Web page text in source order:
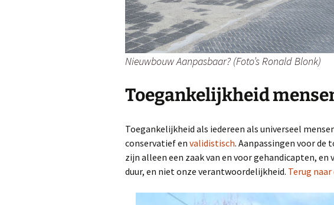
Nieuwbouw Aanpasbaar? (Foto’s Ronald Blonk)
Toegankelijkheid
Toegankelijkheid als iedereen als universeel
conservatief en validistisch. Aanpassingen voor de
zijn alleen een zaak van en voor gehandicapten,
duur, en niet onze verantwoordelijkheid. Terug naar